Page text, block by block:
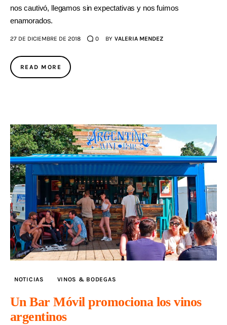
nos cautivó, llegamos sin expectativas y nos fuimos
enamorados.
27 DE DICIEMBRE DE 2018 0 BY VALERIA MENDEZ
READ MORE
NOTICIAS VINOS & BODEGAS
Un Bar Móvil promociona los vinos
argentinos